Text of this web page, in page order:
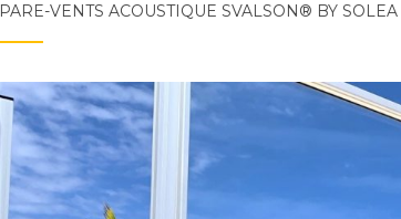
PARE-VENTS ACOUSTIQUE SVALSON® BY SOLEA